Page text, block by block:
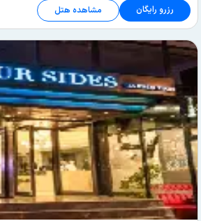
رزرو رایگان مشاهده هتل